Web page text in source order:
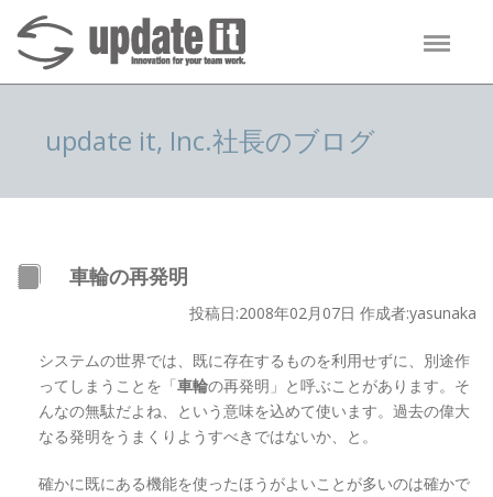
update it, Inc.社長のブログ
車輪の再発明
投稿日:2008年02月07日 作成者:yasunaka
システムの世界では、既に存在するものを利用せずに、別途作
ってしまうことを「車輪の再発明」と呼ぶことがあります。そ
んなの無駄だよね、という意味を込めて使います。過去の偉大
なる発明をうまくりようすべきではないか、と。
確かに既にある機能を使ったほうがよいことが多いのは確かで